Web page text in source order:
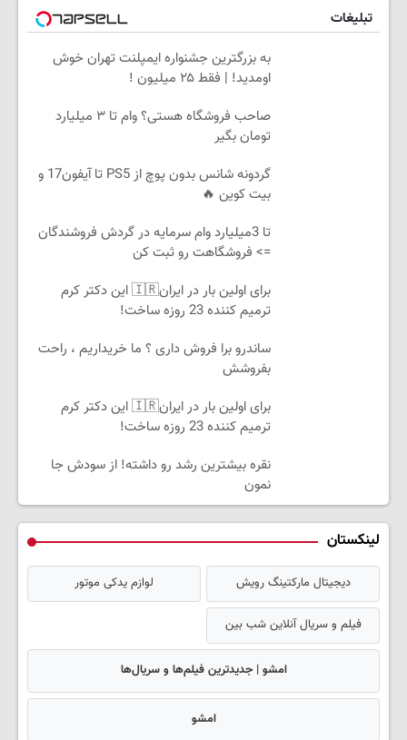
تبلیغات
به بزرگترین جشنواره ایمپلنت تهران خوش
اومدید! | فقط ۲۵ میلیون !
صاحب فروشگاه هستی؟ وام تا ۳ میلیارد
تومان بگیر
گردونه شانس بدون پوچ از PS5 تا آیفون17 و
بیت کوین 🔥
تا 3میلیارد وام سرمایه در گردش فروشندگان
=> فروشگاهت رو ثبت کن
برای اولین بار در ایران🇮🇷 این دکتر کرم
ترمیم کننده 23 روزه ساخت!
ساندرو برا فروش داری ؟ ما خریداریم ، راحت
بفروشش
برای اولین بار در ایران🇮🇷 این دکتر کرم
ترمیم کننده 23 روزه ساخت!
نقره بیشترین رشد رو داشته! از سودش جا
نمون
لینکستان
دیجیتال مارکتینگ رویش لوازم یدکی موتور
فیلم و سریال آنلاین شب بین
امشو | جدیدترین فیلم‌ها و سریال‌ها
امشو